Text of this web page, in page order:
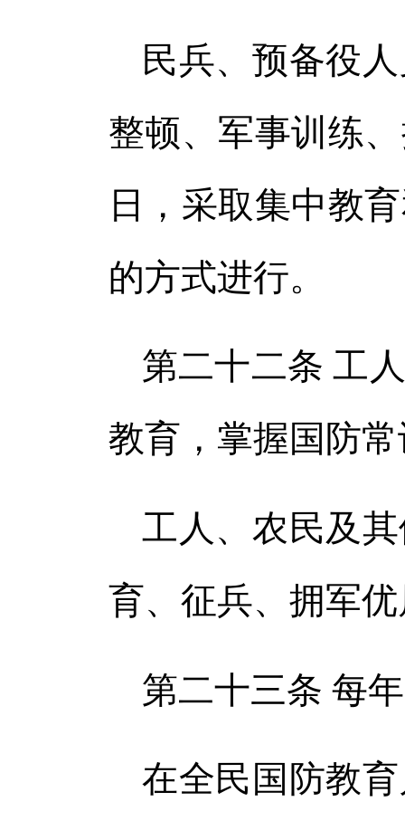
民兵、预备役
整顿、军事训练
日，采取集中教
的方式进行。
第二十二条 工
教育，掌握国防
工人、农民及
育、征兵、拥军
第二十三条 每
在全民国防教